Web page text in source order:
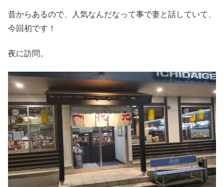
昔からあるので、人気なんだなって事で妻と話していて、
今回初です！
夜に訪問。